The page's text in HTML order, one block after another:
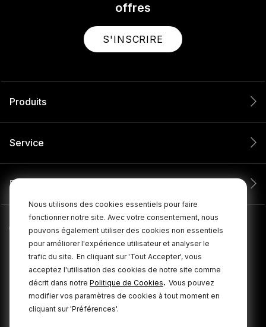
Nous utilisons des cookies essentiels pour faire
fonctionner notre site. Avec votre consentement, nous
pouvons également utiliser des cookies non essentiels
pour améliorer l'expérience utilisateur et analyser le
trafic du site. En cliquant sur 'Tout Accepter', vous
acceptez l'utilisation des cookies de notre site comme
décrit dans notre Politique de Cookies. Vous pouvez
modifier vos paramètres de cookies à tout moment en
cliquant sur 'Préférences'.
offres
S'INSCRIRE
Produits
Service
Entreprise